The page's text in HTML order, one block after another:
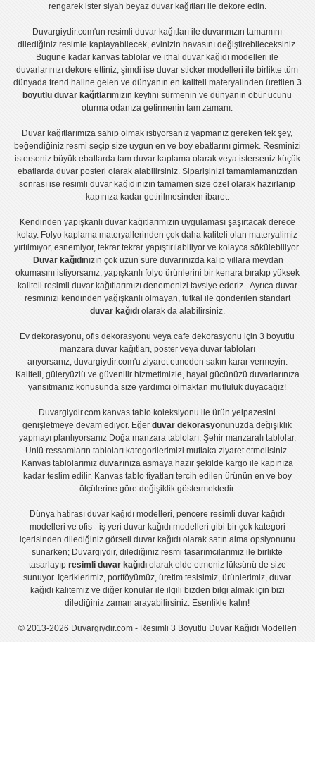
rengarek ister siyah beyaz duvar kağıtlarıile dekore edin.
Duvargiydir.com'unresimli duvar kağıtları ile duvarınızın tamamını
dilediğiniz resimle kaplayabilecek, evinizin havasını değiştirebileceksiniz.
Bugüne kadar kanvas tablo lar veithal duvar kağıdı modelleri ile
duvarlarınızı dekore ettiniz, şimdi iseduvar sticker modelleri ile birlikte tüm
dünyada trend haline gelen ve dünyanın en kaliteli materyalinden üretilen 3
boyutlu duvar kağıtlarımızın keyfini sürmenin ve dünyanın öbür ucunu
oturma odanıza getirmenin tam zamanı.
Duvar kağıtlarımıza sahip olmak istiyorsanız yapmanız gereken tek şey,
beğendiğiniz resmi seçip size uygun en ve boy ebatlarını girmek. Resminizi
isterseniz büyük ebatlarda tam duvar kaplamaolarak veya isterseniz küçük
ebatlarda duvar posteri olarak alabilirsiniz. Siparişinizi tamamlamanızdan
sonrası iseresimli duvar kağıdınızın tamamen size özel olarak hazırlanıp
kapınıza kadar getirilmesinden ibaret.
Kendinden yapışkanlı duvar kağıtlarımızın uygulamasışaşırtacak derece
kolay. Folyo kaplama materyallerinden çok daha kaliteli olanmateryalimiz
yırtılmıyor, esnemiyor, tekrar tekrar yapıştırılabiliyor ve kolayca sökülebiliyor.
Duvar kağıdınızın çok uzun süre duvarınızda kalıp yıllara meydan
okumasını istiyorsanız, yapışkanlı folyoürünlerini bir kenara bırakıp yüksek
kaliteli resimli duvar kağıtlarımızı denemenizi tavsiye ederiz. Ayrıca duvar
resminizi kendinden yağışkanlı olmayan, tutkal ile gönderilen standart
duvar kağıdıolarak da alabilirsiniz.
Ev dekorasyonu,ofis dekorasyonu veyacafe dekorasyonu için3 boyutlu
manzara duvar kağıtları, posterveya duvar tabloları
arıyorsanız, duvargiydir.com'u ziyaret etmeden sakın karar vermeyin.
Kaliteli, güleryüzlü ve güvenilir hizmetimizle, hayal gücünüzü duvarlarınıza
yansıtmanız konusunda size yardımcı olmaktan mutluluk duyacağız!
Duvargiydir.com kanvas tablo koleksiyonu ile ürün yelpazesini
genişletmeye devam ediyor. Eğerduvar dekorasyonunuzda değişiklik
yapmayı planlıyorsanız Doğa manzara tabloları, Şehir manzaralı tablolar,
Ünlü ressamların tabloları kategorilerimizi mutlaka ziyaret etmelisiniz.
Kanvas tablolarımız duvarınıza asmaya hazır şekilde kargo ile kapınıza
kadar teslim edilir. Kanvas tablo fiyatlarıtercih edilen ürünün en ve boy
ölçülerine göre değişiklik göstermektedir.
Dünya hatirası duvar kağıdı modelleri,pencere resimli duvar kağıdı
modelleri ve ofis - iş yeri duvar kağıdı modelleri gibi bir çok kategori
içerisinden dilediğiniz görseli duvar kağıdı olarak satın alma opsiyonunu
sunarken; Duvargiydir, dilediğiniz resmi tasarımcılarımız ile birlikte
tasarlayıp resimli duvar kağıdıolarak elde etmeniz lüksünü de size
sunuyor. İçeriklerimiz, portföyümüz, üretim tesisimiz, ürünlerimiz, duvar
kağıdı kalitemiz ve diğer konular ile ilgili bizden bilgi almak için bizi
dilediğiniz zaman arayabilirsiniz. Esenlikle kalın!
© 2013-2026 Duvargiydir.com - Resimli 3 Boyutlu Duvar Kağıdı Modelleri